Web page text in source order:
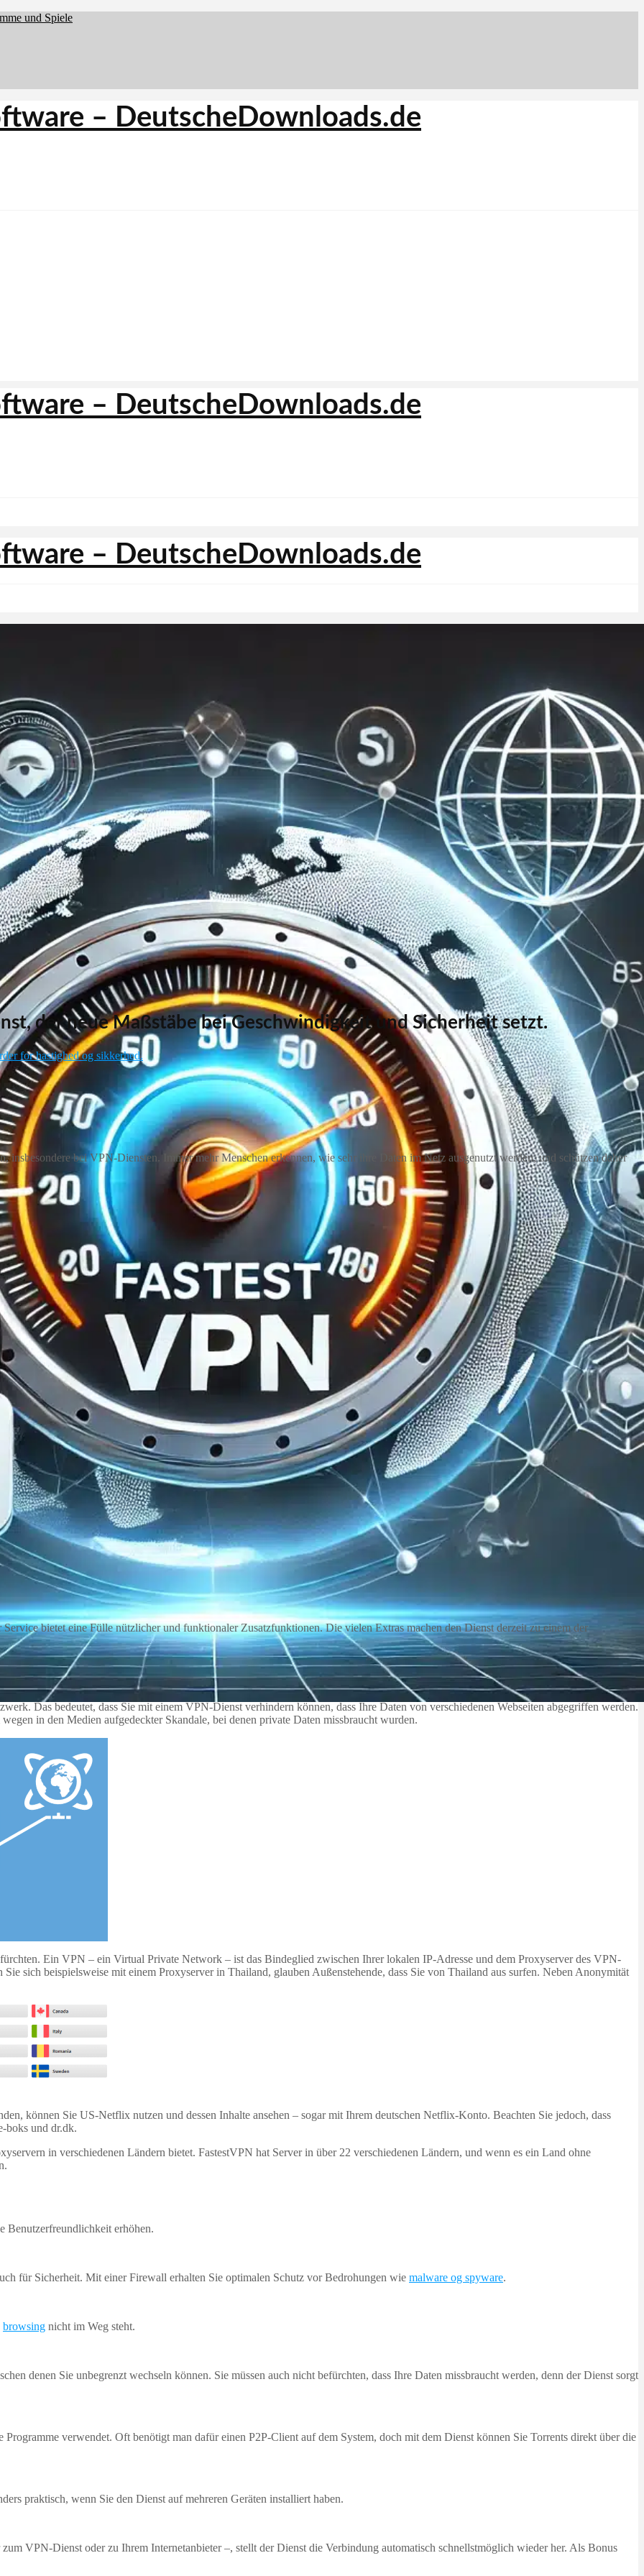
und Spiele
der neue Maßstäbe bei Geschwindigkeit und Sicherheit setzt.
for hastighed og sikkerhed.
insbesondere bei VPN-Diensten. Immer mehr Menschen erkennen, wie sehr ihre Daten im Netz ausgenutzt werden, und schützen daher
bietet eine Fülle nützlicher und funktionaler Zusatzfunktionen. Die vielen Extras machen den Dienst derzeit zu einem der
Das bedeutet, dass Sie mit einem VPN-Dienst verhindern können, dass Ihre Daten von verschiedenen Webseiten abgegriffen werden.
in den Medien aufgedeckter Skandale, bei denen private Daten missbraucht wurden.
Ein VPN – ein Virtual Private Network – ist das Bindeglied zwischen Ihrer lokalen IP-Adresse und dem Proxyserver des VPN-
sich beispielsweise mit einem Proxyserver in Thailand, glauben Außenstehende, dass Sie von Thailand aus surfen. Neben Anonymität
können Sie US-Netflix nutzen und dessen Inhalte ansehen – sogar mit Ihrem deutschen Netflix-Konto. Beachten Sie jedoch, dass
boks und dr.dk.
in verschiedenen Ländern bietet. FastestVPN hat Server in über 22 verschiedenen Ländern, und wenn es ein Land ohne
Benutzerfreundlichkeit erhöhen.
für Sicherheit. Mit einer Firewall erhalten Sie optimalen Schutz vor Bedrohungen wie malware og spyware.
browsing nicht im Weg steht.
denen Sie unbegrenzt wechseln können. Sie müssen auch nicht befürchten, dass Ihre Daten missbraucht werden, denn der Dienst sorgt
verwendet. Oft benötigt man dafür einen P2P-Client auf dem System, doch mit dem Dienst können Sie Torrents direkt über die
praktisch, wenn Sie den Dienst auf mehreren Geräten installiert haben.
VPN-Dienst oder zu Ihrem Internetanbieter –, stellt der Dienst die Verbindung automatisch schnellstmöglich wieder her. Als Bonus